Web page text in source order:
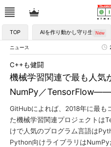
TOP AIを作り動かし守り生かす
ニュース
機械学習関連で最も人気
NumPy／
C++も健闘
GitHubによれば、2018年に最も
た機械学習関連プロジェクトは
けで人気のプログラム言語は
Python向けライブラリは